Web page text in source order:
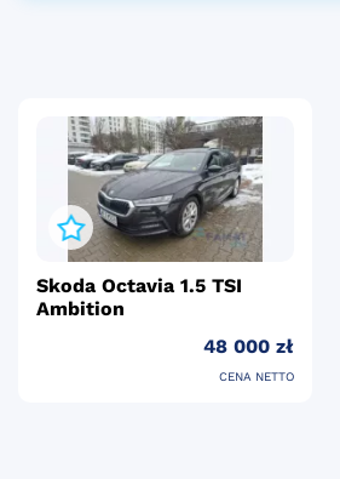
Skoda Octavia 1.5 TSI
Ambition
48 000 zł
CENA NETTO